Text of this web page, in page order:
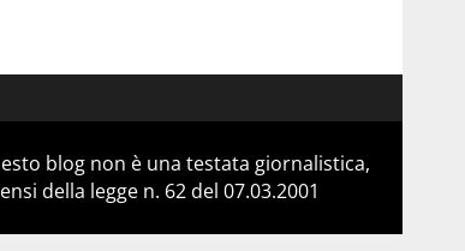
blog non è una testata giornalistica,
della legge n. 62 del 07.03.2001